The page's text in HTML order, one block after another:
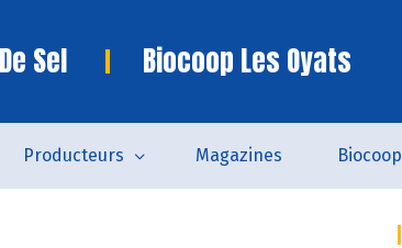
Sel Biocoop Les Oyats
Producteurs Magazines Biocoop